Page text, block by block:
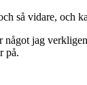
så vidare, och
jag
på.